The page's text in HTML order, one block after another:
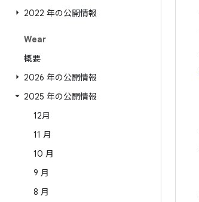
2022 年の公開情報
Wear
概要
2026 年の公開情報
2025 年の公開情報
12月
11 月
10 月
9 月
8 月